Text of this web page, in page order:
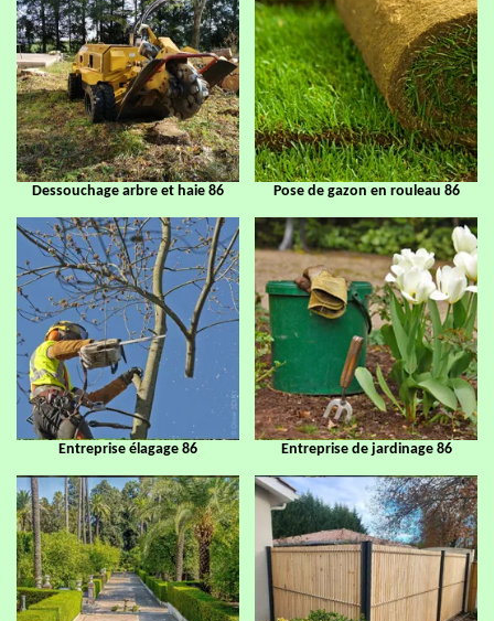
Dessouchage arbre et haie 86 Pose de gazon en rouleau 86
Entreprise élagage 86 Entreprise de jardinage 86